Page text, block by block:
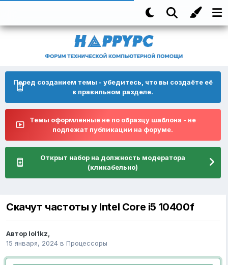
Перед созданием темы - убедитесь, что вы создаёте её
в правильном разделе.
Темы оформленные не по образцу шаблона - не
подлежат публикации на форуме.
Открыт набор на должность модератора
(кликабельно)
Скачут частоты у Intel Core i5 10400f
Автор lol1kz,
15 января, 2024 в Процессоры